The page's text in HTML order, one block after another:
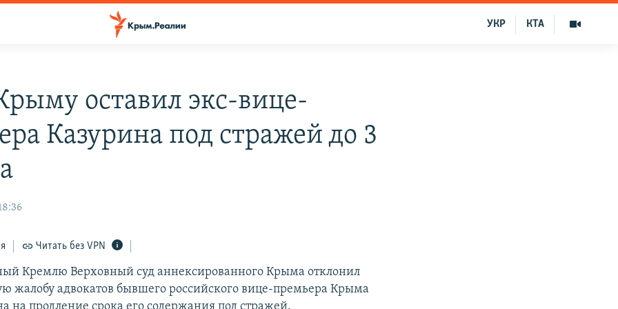
КТА
УКР
оставил экс-вице-
Казурина под стражей до 3
Читать без VPN
Кремлю Верховный суд аннексированного Крыма отклонил
жалобу адвокатов бывшего российского вице-премьера Крыма